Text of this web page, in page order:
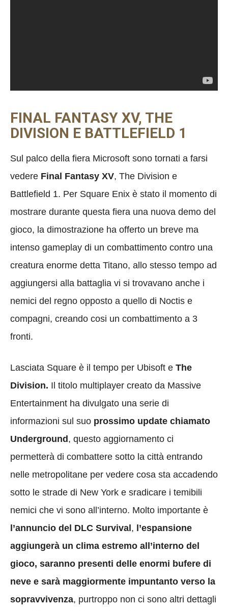
FINAL FANTASY XV, THE
DIVISION E BATTLEFIELD 1
Sul palco della fiera Microsoft sono tornati a farsi
vedere Final Fantasy XV, The Division e
Battlefield 1. Per Square Enix è stato il momento di
mostrare durante questa fiera una nuova demo del
gioco, la dimostrazione ha offerto un breve ma
intenso gameplay di un combattimento contro una
creatura enorme detta Titano, allo stesso tempo ad
aggiungersi alla battaglia vi si trovavano anche i
nemici del regno opposto a quello di Noctis e
compagni, creando cosi un combattimento a 3
fronti.
Lasciata Square è il tempo per Ubisoft e The
Division. Il titolo multiplayer creato da Massive
Entertainment ha divulgato una serie di
informazioni sul suo prossimo update chiamato
Underground, questo aggiornamento ci
permetterà di combattere sotto la città entrando
nelle metropolitane per vedere cosa sta accadendo
sotto le strade di New York e sradicare i temibili
nemici che vi sono all’interno. Molto importante è
l’annuncio del DLC Survival, l’espansione
aggiungerà un clima estremo all’interno del
gioco, saranno presenti delle enormi bufere di
neve e sarà maggiormente impuntanto verso la
sopravvivenza, purtroppo non ci sono altri dettagli